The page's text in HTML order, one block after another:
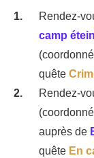
Rendez-
camp
quête
Rendez-
auprès de
quête En